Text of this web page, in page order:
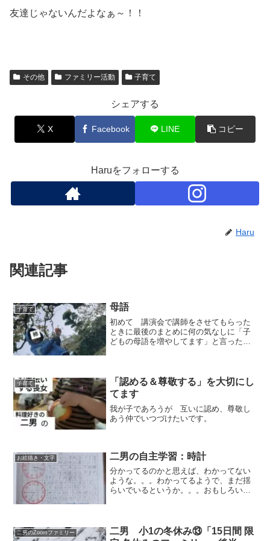
友達じゃないんだよなぁ～！！
その他 ファミリー活動 子育て
シェアする
X Facebook LINE コピー
Haruをフォローする
Haru
関連記事
子育て 母語
初めて 講演会で講師をさせてもらった
ときに最後のまとめに何の気なしに「子
どもの母語を増やしてます」と言ったの
れません。環境にあるもの...
子育て
「認める＆尊敬する」を大切にし
てます
我が子であろうが 互いに認め、尊敬し
あう仲でいつづけたいです。
お絵描き・文字 二男の自主学習：時計
分かってるのかと思えば、わかってない
ような。。。わかってるようで、まだ揺
らいでいるというか。。。おもしろい感
二男のZoomファミリー
二男 小1の冬休み⑬「15日間 限